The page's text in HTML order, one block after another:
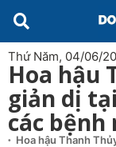
Thứ Năm, 04/06/
Hoa hậu
giản dị
các bệnh
Hoa hậu Thanh